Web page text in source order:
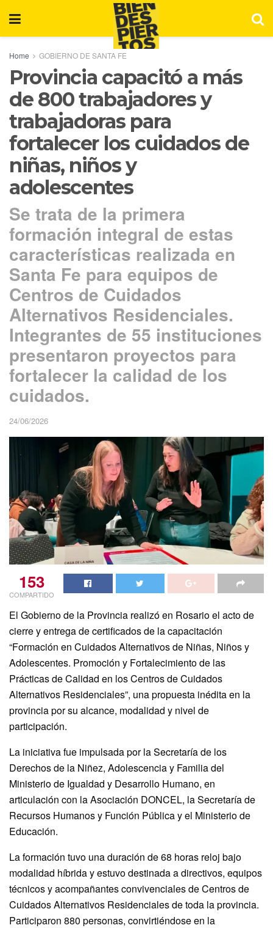
Home GOBIERNO DE SANTA FE
Provincia capacitó a más
de 800 trabajadores y
trabajadoras para
fortalecer los cuidados de
niñas, niños y
adolescentes
Se trata de la primera
formación integral de estas
características realizada en
Santa Fe para equipos de
Centros de Cuidados
Alternativos Residenciales.
Integrantes de 55 instituciones
presentaron proyectos para
fortalecer la calidad de los
cuidados.
24/06/2026
153
COMPARTIDO
El Gobierno de la Provincia realizó en Rosario el acto de
cierre y entrega de certificados de la capacitación
“Formación en Cuidados Alternativos de Niñas, Niños y
Adolescentes. Promoción y Fortalecimiento de las
Prácticas de Calidad en los Centros de Cuidados
Alternativos Residenciales”, una propuesta inédita en la
provincia por su alcance, modalidad y nivel de
participación.
La iniciativa fue impulsada por la Secretaría de los
Derechos de la Niñez, Adolescencia y Familia del
Ministerio de Igualdad y Desarrollo Humano, en
articulación con la Asociación DONCEL, la Secretaría de
Recursos Humanos y Función Pública y el Ministerio de
Educación.
La formación tuvo una duración de 68 horas reloj bajo
modalidad híbrida y estuvo destinada a directivos, equipos
técnicos y acompañantes convivenciales de Centros de
Cuidados Alternativos Residenciales de toda la provincia.
Participaron 880 personas, convirtiéndose en la